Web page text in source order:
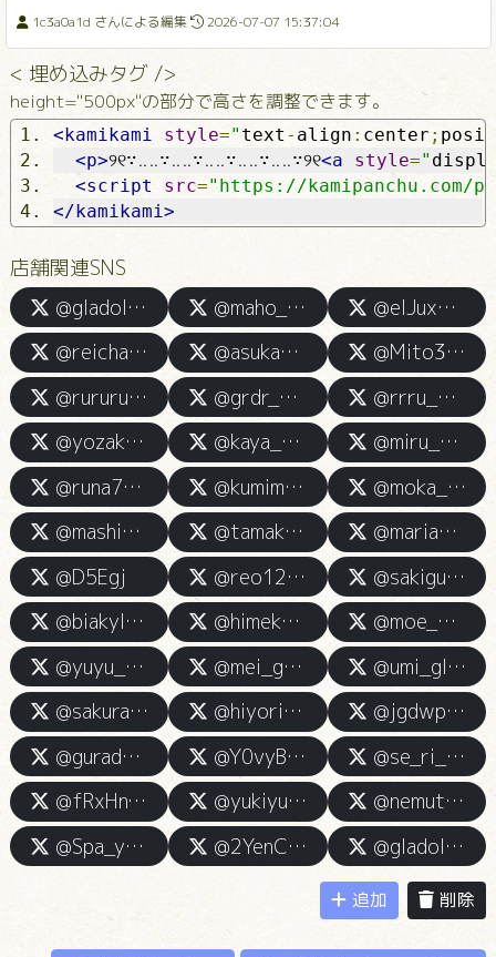
1c3a0a1d さんによる編集 2026-07-07 15:37:04
< 埋め込みタグ />
height="500px"の部分で高さを調整できます。
<kamikami style=" text - align : center ;
<p>୨୧∵‥‥∵‥‥∵‥‥∵‥‥∵‥‥∵୨୧<a style="
<script
src="https://kamipanchu.com/
</kamikami>
店舗関連SNS
@gladolspa_Tokyo
@maho_123918
@elJuxobgAg54550
@reicha_grdrsp
@asuka_gspa
@Mito3_graspa
@rurururu0504
@grdr_serina__
@rrru_0101
@yozakura_0666
@kaya_grsp
@miru_grsp
@runa777_gs
@kumimi777k
@moka_grsp
@mashiro_grsp
@tamaki_punisupa
@maria_gspa
@D5Egj
@reo129066
@sakiguraspa
@biakyI9oRS31723
@himek_aspa
@moe___dol
@yuyu_0908_night
@mei_grsp
@umi_gladolspa
@sakura_mochi_c
@hiyori_grsp
@jgdwpwgd
@guradoru_meru
@Y0vyBvhkJR98726
@se_ri_na__
@fRxHnXkT4Y88361
@yukiyukiesute
@nemutai_u_u1
@Spa_yuina0731
@2YenCic8MX64364 @gladolspa_er
追加 削除